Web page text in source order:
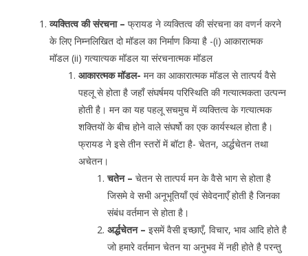
व्यक्तित्व की संरचना – फ्रायड ने व्यक्तित्व की संरचना का वणर्न करने
के लिए निम्नलिखित दो मॉडल का निर्माण किया है -(i) आकारात्मक
मॉडल (ii) गत्यात्यक मॉडल या संरचनात्मक मॉडल
आकारत्मक मॉडल- मन का आकारात्मक मॉडल से तात्पर्य वैसे
पहलू से होता है जहाँ संघर्षमय परिस्थिति की गत्यात्मकता उत्पन्न
होती है। मन का यह पहलू सचमुच में व्यक्तित्व के गत्यात्मक
शक्तियों के बीच होने वाले संघर्षो का एक कार्यस्थल होता है।
फ्रायड ने इसे तीन स्तरों में बॉटा है- चेतन, अर्द्धचेतन तथा
अचेतन।
चतेन – चेतन से तात्पर्य मन के वैसे भाग से होता है
जिसमे वे सभी अनूभूतियाँ एवं सेवेदनाएँ होती है जिनका
संबंध वर्तमान से होता है।
अर्द्धचेतन – इसमें वैसी इच्छाएँ, विचार, भाव आदि होते है
जो हमारे वर्तमान चेतन या अनुभव में नही होते है परन्तु